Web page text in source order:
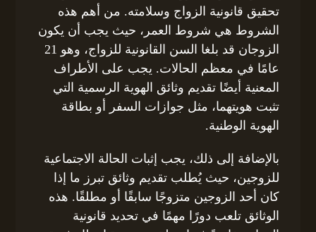
تحقيق قانونية الزواج وسلامته. من أهم هذه
الشروط هي شروط العمر، حيث يجب أن يكون
الزوجان قد بلغا السن القانونية للزواج، وهو 21
عامًا في معظم الحالات. يجب على الأطراف
المعنية أيضًا تقديم وثائق الهوية الرسمية التي
تثبت هويتهما، مثل جوازات السفر أو بطاقة
الهوية الوطنية.
بالإضافة إلى ذلك، يجب إثبات الحالة الاجتماعية
للزوجين، حيث يُطلب تقديم وثائق تبرز ما إذا
كان أحد الزوجين متزوجًا سابقًا أو مطلقًا. هذه
الوثائق تلعب دورًا مهمًا في تحديد قانونية